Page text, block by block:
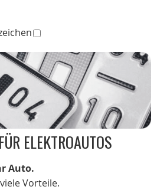
ELEKTROAUTOS
Auto.
Vorteile.